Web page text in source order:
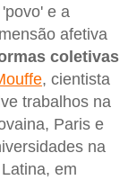
e a
afetiva
coletivas
, cientista
trabalhos na
Paris e
na
em